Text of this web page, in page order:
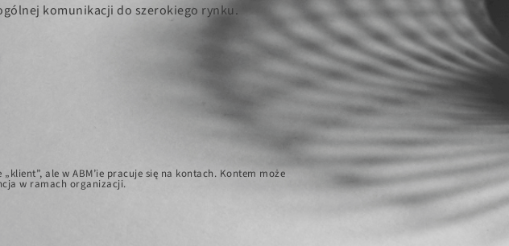
komunikacji do szerokiego rynku.
ale w ABM’ie pracuje się na kontach. Kontem może
w ramach organizacji.